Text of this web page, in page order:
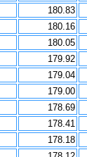
180.83
180.16
180.05
179.92
179.04
179.00
178.69
178.41
178.18